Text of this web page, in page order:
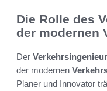
Die Rolle des
der modernen
Der Verkehrsingenieur
der modernen
Planer und Innovator